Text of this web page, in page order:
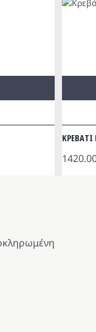
ΚΡΕΒΑΤΙ